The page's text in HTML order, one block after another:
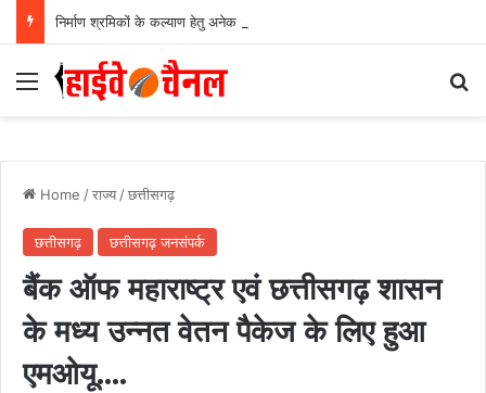
Menu
Home /राज्य /छत्तीसगढ़
छत्तीसगढ़ छत्तीसगढ़ जनसंपर्क
बैंक ऑफ महाराष्ट्र एवं छत्तीसगढ़ शासन
के मध्य उन्नत वेतन पैकेज के लिए हुआ
एमओयू….